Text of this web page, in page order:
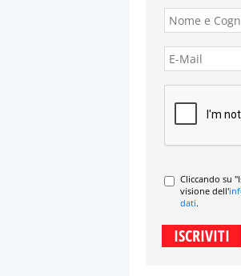
Cliccando su
visione dell'
dati.